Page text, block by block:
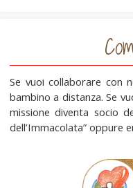
Se vuoi collaborare con
bambino a distanza. Se
missione diventa socio
dell’Immacolata” oppure